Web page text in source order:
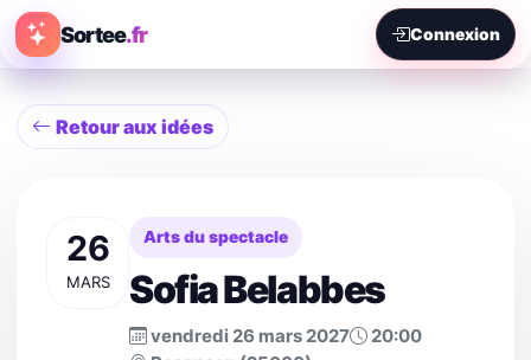
Sortee.fr Connexion
Retour aux idées
26
MARS
Arts du spectacle
Sofia Belabbes
vendredi 26 mars 2027
20:00